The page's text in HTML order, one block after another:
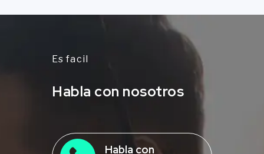
Es facil
Habla con nosotros
Habla con